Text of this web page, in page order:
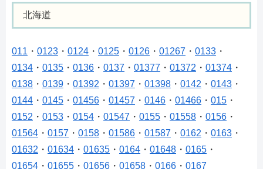
北海道
011 ・ 0123 ・ 0124 ・ 0125 ・ 0126 ・ 01267 ・ 0133 ・
0134 ・ 0135 ・ 0136 ・ 0137 ・ 01377 ・ 01372 ・ 01374 ・
0138 ・ 0139 ・ 01392 ・ 01397 ・ 01398 ・ 0142 ・ 0143 ・
0144 ・ 0145 ・ 01456 ・ 01457 ・ 0146 ・ 01466 ・ 015 ・
0152 ・ 0153 ・ 0154 ・ 01547 ・ 0155 ・ 01558 ・ 0156 ・
01564 ・ 0157 ・ 0158 ・ 01586 ・ 01587 ・ 0162 ・ 0163 ・
01632 ・ 01634 ・ 01635 ・ 0164 ・ 01648 ・ 0165 ・
01654 ・ 01655 ・ 01656 ・ 01658 ・ 0166 ・ 0167